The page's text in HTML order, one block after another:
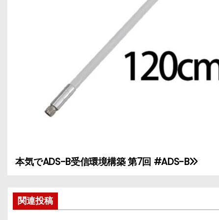
投
ナ
本気でADS-B受信環境構築 第7回 #ADS-B
関連投稿